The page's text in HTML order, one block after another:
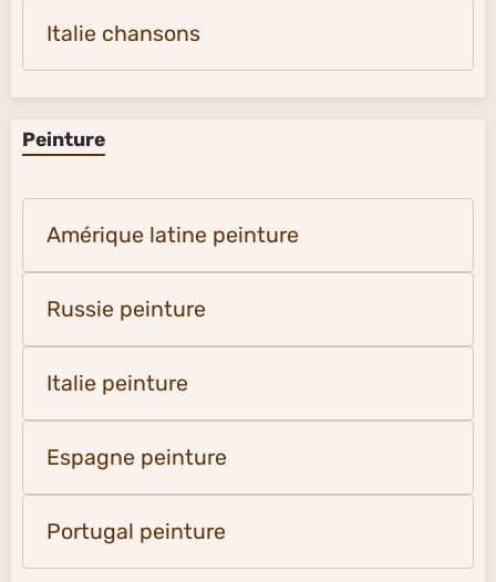
Italie chansons
Peinture
Amérique latine peinture
Russie peinture
Italie peinture
Espagne peinture
Portugal peinture